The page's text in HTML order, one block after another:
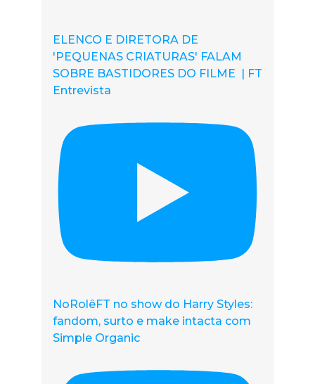
ELENCO E DIRETORA DE
'PEQUENAS CRIATURAS' FALAM
SOBRE BASTIDORES DO FILME | FT
Entrevista
NoRolêFT no show do Harry Styles:
fandom, surto e make intacta com
Simple Organic